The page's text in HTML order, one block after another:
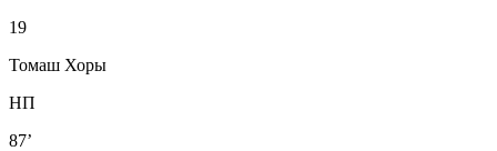
19
Томаш Хоры
НП
87’